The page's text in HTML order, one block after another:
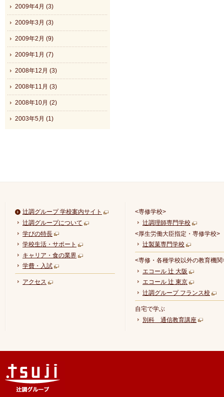
2009年4月 (3)
2009年3月 (3)
2009年2月 (9)
2009年1月 (7)
2008年12月 (3)
2008年11月 (3)
2008年10月 (2)
2003年5月 (1)
辻調グループ 学校案内サイト
辻調グループについて
学びの特長
学校生活・サポート
キャリア・食の業界
学費・入試
アクセス
<専修学校>
辻調理師専門学校
<厚生労働大臣指定・専修学校>
辻製菓専門学校
<専修・各種学校以外の教育機関
エコール 辻 大阪
エコール 辻 東京
辻調グループ フランス校
自宅で学ぶ
別科 通信教育講座